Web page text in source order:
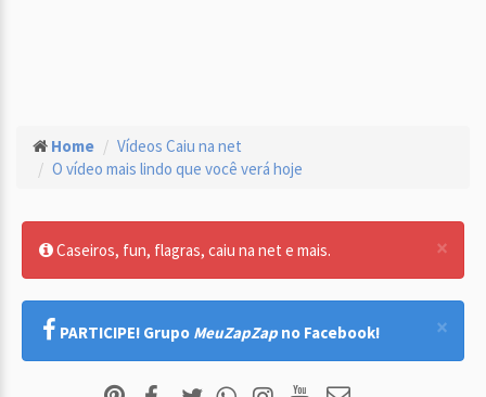
Home
Vídeos Caiu na net
O vídeo mais lindo que você verá hoje
×
Caseiros, fun, flagras, caiu na net e mais.
×
PARTICIPE! Grupo MeuZapZap no Facebook!